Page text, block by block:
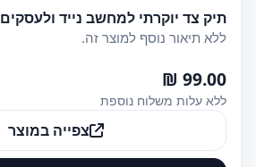
תיק צד יוקרתי למחשב נייד ולעסקים
ללא תיאור נוסף למוצר זה.
99.00 ₪
ללא עלות משלוח נוספת
צפייה במוצר